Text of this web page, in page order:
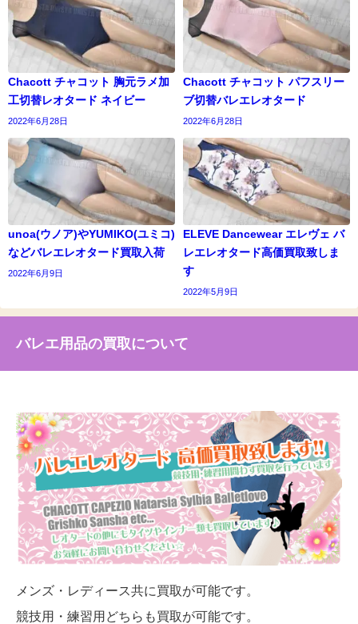
Chacott チャコット 胸元ラメ加
工切替レオタード ネイビー
2022年6月28日
Chacott チャコット パフスリー
ブ切替バレエレオタード
2022年6月28日
unoa(ウノア)やYUMIKO(ユミコ)
などバレエレオタード買取入荷
2022年6月9日
ELEVE Dancewear エレヴェ バ
レエレオタード高価買取致しま
す
2022年5月9日
バレエ用品の買取について
メンズ・レディース共に買取が可能です。
競技用・練習用どちらも買取が可能です。